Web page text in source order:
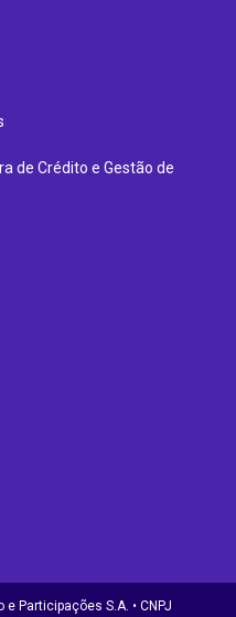
de Crédito e Gestão de
Participações S.A. • CNPJ